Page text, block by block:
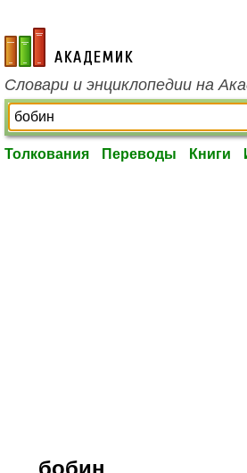
academic.ru
Словари и энциклопедии на
Толкования Переводы Книги
бобин